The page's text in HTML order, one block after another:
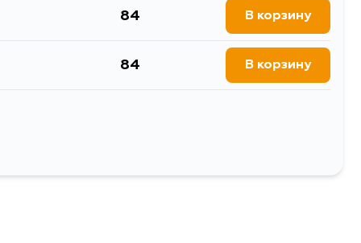
84 В корзину
84 В корзину